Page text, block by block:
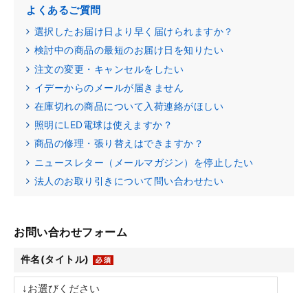
よくあるご質問
選択したお届け日より早く届けられますか？
検討中の商品の最短のお届け日を知りたい
注文の変更・キャンセルをしたい
イデーからのメールが届きません
在庫切れの商品について入荷連絡がほしい
照明にLED電球は使えますか？
商品の修理・張り替えはできますか？
ニュースレター（メールマガジン）を停止したい
法人のお取り引きについて問い合わせたい
お問い合わせフォーム
件名(タイトル)